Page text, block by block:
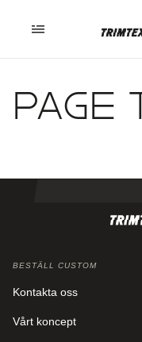
content
BESTÄLL CUSTOM
Kontakta oss
Vårt koncept